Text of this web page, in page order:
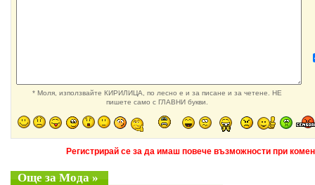
* Моля, използвайте КИРИЛИЦА, по лесно е и за писане и за четене. НЕ
пишете само с ГЛАВНИ букви.
Регистрирай се за да имаш повече възможности при
Още за Мода »